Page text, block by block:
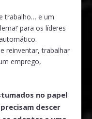
trabalho… e um
para os líderes
reinventar, trabalhar
emprego,
no papel
descer